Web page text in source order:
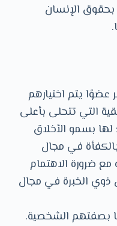
الإنسان
يتم اختيارهم
التي تتحلى بأعلى
بسمو الأخلاق
بالكفأة في مجال
ضرورة الاهتمام
ذوي الخبرة في مجال
بصفتهم الشخصية.